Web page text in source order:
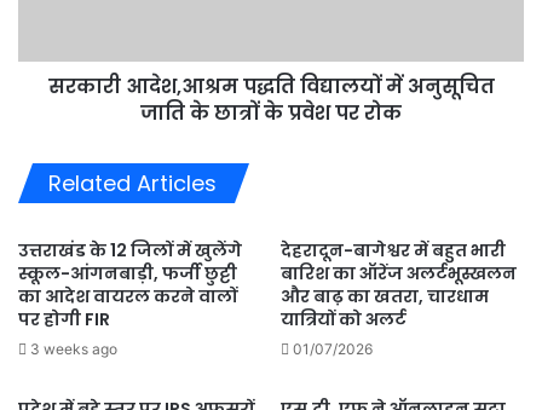
छात्रों
रोक
सरकारी आदेश,आश्रम पद्धति विद्यालयों में अनुसूचित
जाति के छात्रों के प्रवेश पर रोक
Related Articles
उत्तराखंड के 12 जिलों में खुलेंगे
स्कूल-आंगनबाड़ी, फर्जी छुट्टी
का आदेश वायरल करने वालों
पर होगी FIR
3 weeks ago
देहरादून-बागेश्वर में बहुत भारी
बारिश का ऑरेंज अलर्टभूस्खलन
और बाढ़ का खतरा, चारधाम
यात्रियों को अलर्ट
01/07/2026